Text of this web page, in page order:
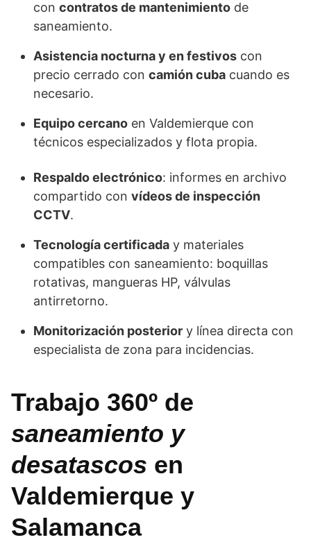
con contratos de mantenimiento de
saneamiento.
Asistencia nocturna y en festivos con
precio cerrado con camión cuba cuando es
necesario.
Equipo cercano en Valdemierque con
técnicos especializados y flota propia.
Respaldo electrónico: informes en archivo
compartido con vídeos de inspección
CCTV.
Tecnología certificada y materiales
compatibles con saneamiento: boquillas
rotativas, mangueras HP, válvulas
antirretorno.
Monitorización posterior y línea directa con
especialista de zona para incidencias.
Trabajo 360º de
saneamiento y
desatascos en
Valdemierque y
Salamanca